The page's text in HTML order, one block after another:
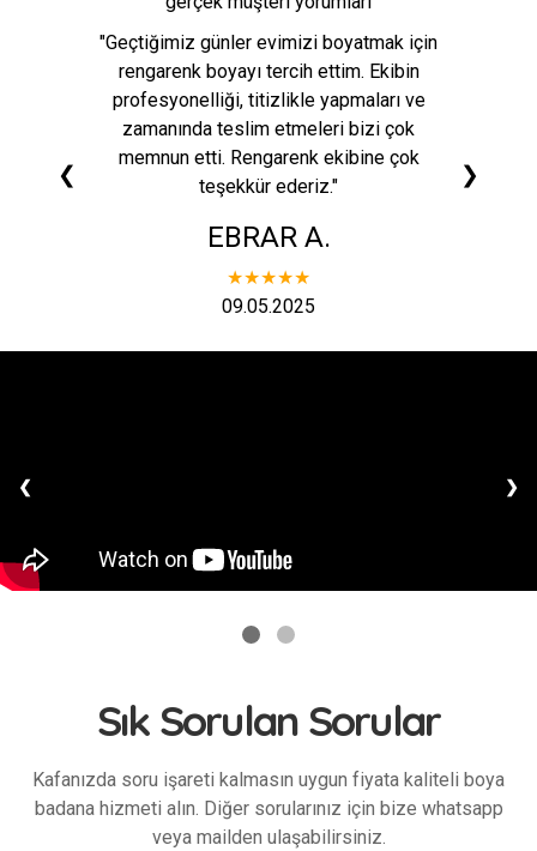
❮
"Geçtiğimiz günler evimizi boyatmak için
rengarenk boyayı tercih ettim. Ekibin
profesyonelliği, titizlikle yapmaları ve
zamanında teslim etmeleri bizi çok
memnun etti. Rengarenk ekibine çok
teşekkür ederiz."
EBRAR A.
★★★★★
09.05.2025
❯
❮ ❯
Sık Sorulan Sorular
Kafanızda soru işareti kalmasın uygun fiyata kaliteli boya
badana hizmeti alın. Diğer sorularınız için bize whatsapp
veya mailden ulaşabilirsiniz.